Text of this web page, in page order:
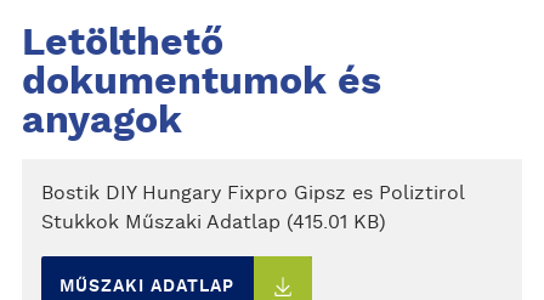
Letölthető
dokumentumok és
anyagok
Bostik DIY Hungary Fixpro Gipsz es Poliztirol
Stukkok Műszaki Adatlap (415.01 KB)
MŰSZAKI ADATLAP